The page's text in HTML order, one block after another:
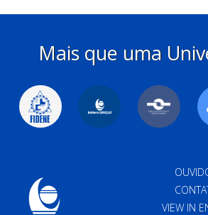
Mais que uma
VIEW IN